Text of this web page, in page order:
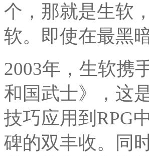
个，那就是生软
软。即使在最黑
2003年，生软携
和国武士》，这
技巧应用到RPG
碑的双丰收。同